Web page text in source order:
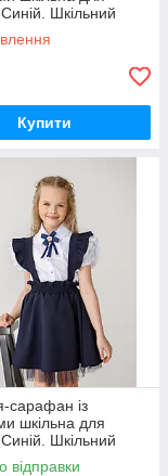
Синій. Шкільний
дівчаток
Купити
сарафан із
шкільна для
Синій. Шкільний
дівчаток
відправки